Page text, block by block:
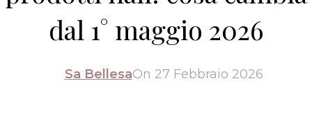
dal 1° maggio 2026
Sa BellesaOn 27 Febbraio 2026